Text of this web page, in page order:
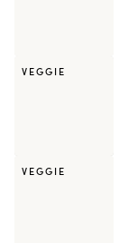
VEGGIE
VEGGIE